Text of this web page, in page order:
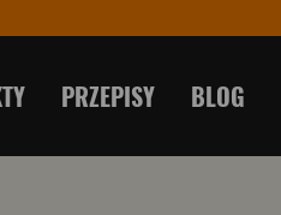
PRZEPISY BLOG